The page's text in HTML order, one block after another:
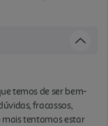
temos de ser bem-
fracassos,
tentamos estar